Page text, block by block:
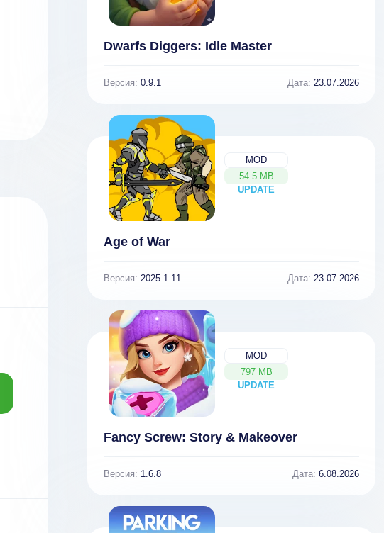
Dwarfs Diggers: Idle Master
Версия: 0.9.1 Дата: 23.07.2026
MOD
54.5 MB
UPDATE
NEW
Age of War
Версия: 2025.1.11 Дата: 23.07.2026
MOD
797 MB
UPDATE
NEW
Fancy Screw: Story & Makeover
Версия: 1.6.8 Дата: 6.08.2026